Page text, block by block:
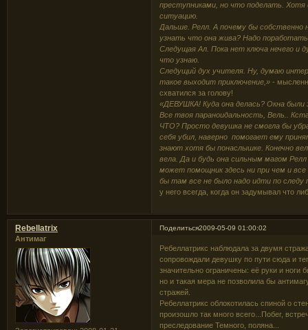
преступниками, но что поделать.
ситуацию.
Дальше. Релл. А почему бы собственно
узнать что она жива? Надо
Следущая Ал. Пока нет ключа нечего и
что узнаю.
Следущий дух учителя. Ну, думаю
такое выходит приключение,»-
схватился за голову!
«ДЕВУШКА! Куда она делась? Окна
Все твоя параноидальность, Вель..
ЧТО? Просто девушка не смогла бы
себя убил, наверно помогает ему
знают хотя бы понаслышке. Конечно
вела. Да и будь она сильным магом
может помощник здесь ни при чем и
бы там все не было надо идти по следу
у него всегда, когда он задумывал что
Поделиться2009-05-09 01:00:02
Rebellatrix
Антимаг
Ребеллатрикс наблюдала за двумя
сопровождали девушку по пути сюда и
значительно ограничены: её руки и ноги
но и такая мера не позволила бы
стражей.
Ребеллатрикс облокотилась спиной о
произошло так много всего...Побег,
преследование Темного, поляна...